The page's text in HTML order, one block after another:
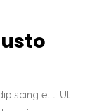
elit. Ut